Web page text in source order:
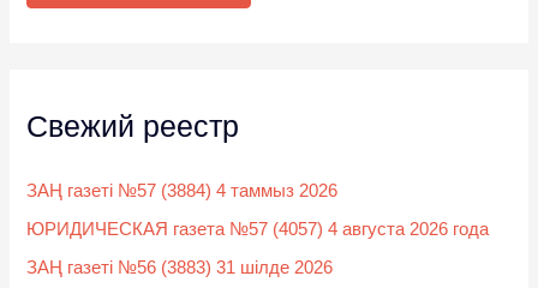
Свежий реестр
ЗАҢ газеті №57 (3884) 4 таммыз 2026
ЮРИДИЧЕСКАЯ газета №57 (4057) 4 августа 2026 года
ЗАҢ газеті №56 (3883) 31 шілде 2026